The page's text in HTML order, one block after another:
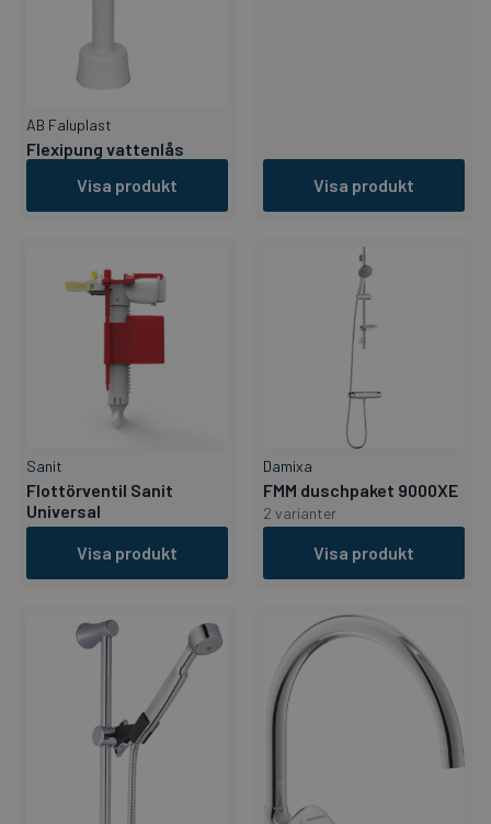
AB Faluplast
Flexipung vattenlås
Visa produkt
Visa produkt
Sanit
Flottörventil Sanit
Universal
Visa produkt
Damixa
FMM duschpaket 9000XE
2 varianter
Visa produkt